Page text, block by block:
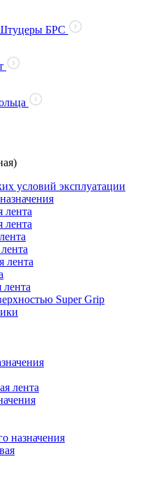
БРС
условий эксплуатации
лента
лента
лента
Super Grip
лента
назначения